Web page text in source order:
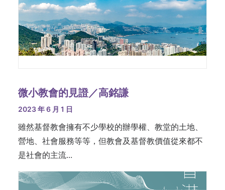
微小教會的見證／高銘謙
2023 年 6 月 1 日
雖然基督教會擁有不少學校的辦學權、教堂的土地、
營地、社會服務等等，但教會及基督教價值從來都不
是社會的主流...